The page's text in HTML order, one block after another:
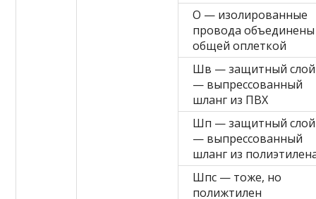
О — изолированные
провода объединены
общей оплеткой
Шв — защитный слой
— выпрессованный
шланг из ПВХ
Шп — защитный слой
— выпрессованный
шланг из
Шпс — тоже, но
полижтилен